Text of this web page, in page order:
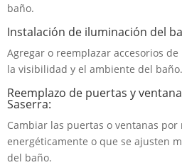
baño.
Instalación de iluminación del
Agregar o reemplazar accesorios
la visibilidad y el ambiente del baño.
Reemplazo de puertas y
Saserra:
Cambiar las puertas o ventanas por
energéticamente o que se ajusten
del baño.